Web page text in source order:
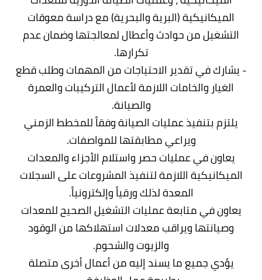
الميكانيكية (البرية والبحرية) مع دراسة معوقات
التشغيل من حوادث وأعطال لمعالجتها وضمان عدم
تكرارها.
- يشارك في تقدير الاحتياجات من المهمات وطلب قطع
الغيار والخامات اللازمة لأعمال التركيبات والعمرة
والصيانة.
يلتزم بتنفيذ عمليات الصيانة وفقاً للمخطط الزمني
ويراعي مطابقتها للمواصفات.
يعاون في عمليات حصر واستلام الأجزاء والمعدات
الميكانيكية اللازمة لتنفيذ المشروعات على السجلات
المعدة لذلك ورقياً وإلكترونياً.
يعاون في متابعة عمليات التشغيل الصحيح للمعدات
وصيانتها ويراقب معدلات استهلاكها من الوقود
والزيوت والشحوم.
يؤدي جميع ما يسند إليه من أعمال أخرى متصلة